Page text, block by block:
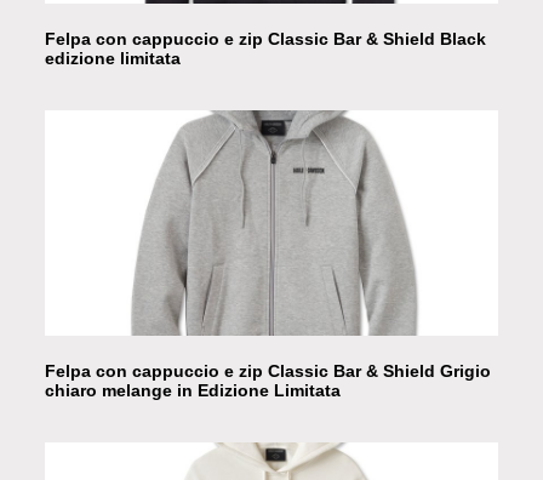
Felpa con cappuccio e zip Classic Bar & Shield Black
edizione limitata
Felpa con cappuccio e zip Classic Bar & Shield Grigio
chiaro melange in Edizione Limitata